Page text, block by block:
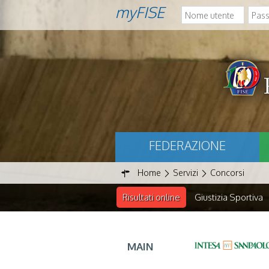
myFISE
FEDERAZIONE
Home Servizi Concorsi
Risultati online Giustizia Sportiva
MAIN